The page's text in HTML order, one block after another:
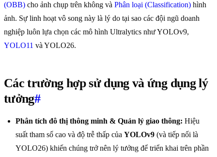
(OBB) cho ảnh chụp trên không và Phân loại (Classification) hình
ảnh. Sự linh hoạt vô song này là lý do tại sao các đội ngũ doanh
nghiệp luôn lựa chọn các mô hình Ultralytics như YOLOv9,
YOLO11 và YOLO26.
Các trường hợp sử dụng và ứng dụng lý
tưởng#
Phân tích đô thị thông minh & Quản lý giao thông: Hiệu
suất tham số cao và độ trễ thấp của YOLOv9 (và tiếp nối là
YOLO26) khiến chúng trở nên lý tưởng để triển khai trên phần